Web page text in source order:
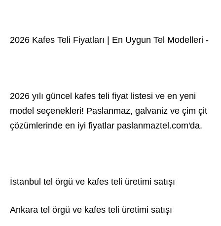
2026 Kafes Teli Fiyatları | En Uygun Tel Modelleri -
2026 yılı güncel kafes teli fiyat listesi ve en yeni
model seçenekleri! Paslanmaz, galvaniz ve çim çit
çözümlerinde en iyi fiyatlar paslanmaztel.com'da.
İstanbul tel örgü ve kafes teli üretimi satışı
Ankara tel örgü ve kafes teli üretimi satışı